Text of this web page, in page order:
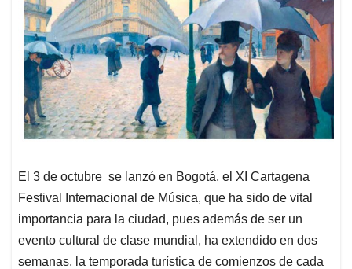
El 3 de octubre se lanzó en Bogotá, el XI Cartagena
Festival Internacional de Música, que ha sido de vital
importancia para la ciudad, pues además de ser un
evento cultural de clase mundial, ha extendido en dos
semanas, la temporada turística de comienzos de cada